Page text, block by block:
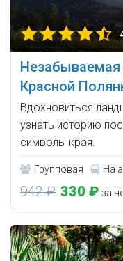
Незабываемая
Красной
Вдохновиться
узнать историю
символы края.
Групповая На
942 ₽ 330 ₽ за